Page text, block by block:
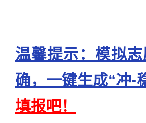
温馨提示：模拟
确，一键生成“冲-
填报吧！